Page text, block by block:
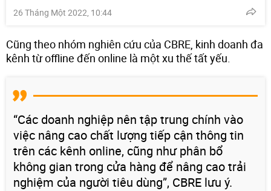
26 Tháng Một 2022, 10:44
Cũng theo nhóm nghiên cứu của CBRE, kinh doanh đa
kênh từ offline đến online là một xu thế tất yếu.
“Các doanh nghiệp nên tập trung chính vào
việc nâng cao chất lượng tiếp cận thông tin
trên các kênh online, cũng như phân bổ
không gian trong cửa hàng để nâng cao trải
nghiệm của người tiêu dùng”, CBRE lưu ý.